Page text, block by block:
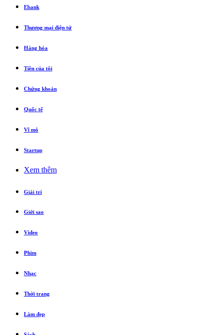
Ebank
Thương mại điện tử
Hàng hóa
Tiền của tôi
Chứng khoán
Quốc tế
Vĩ mô
Startup
Xem thêm
Giải trí
Giới sao
Video
Phim
Nhạc
Thời trang
Làm đẹp